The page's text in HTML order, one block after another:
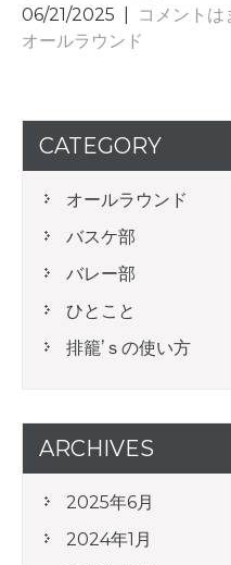
06/21/2025
コメントは
オールラウンド
CATEGORY
オールラウンド
バスケ部
バレー部
ひとこと
排籠’ｓの使い方
ARCHIVES
2025年6月
2024年1月